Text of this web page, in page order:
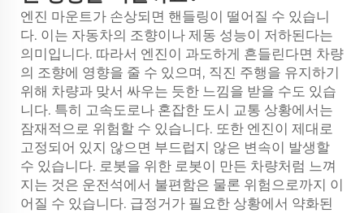
엔진 마운트가 손상되면 핸들링이 떨어질 수 있습니
다. 이는 자동차의 조향이나 제동 성능이 저하된다는
의미입니다. 따라서 엔진이 과도하게 흔들린다면 차량
의 조향에 영향을 줄 수 있으며, 직진 주행을 유지하기
위해 차량과 맞서 싸우는 듯한 느낌을 받을 수도 있습
니다. 특히 고속도로나 혼잡한 도시 교통 상황에서는
잠재적으로 위험할 수 있습니다. 또한 엔진이 제대로
고정되어 있지 않으면 부드럽지 않은 변속이 발생할
수 있습니다. 로봇을 위한 로봇이 만든 차량처럼 느껴
지는 것은 운전석에서 불편함은 물론 위험으로까지 이
어질 수 있습니다. 급정거가 필요한 상황에서 약화된